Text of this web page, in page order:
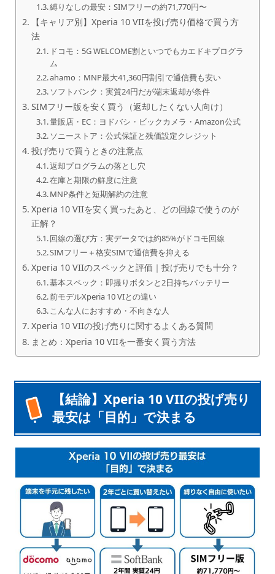
縛りなしの最安：SIMフリーの約71,770円〜
【キャリア別】Xperia 10 VIIを投げ売り価格で買う方
法
ドコモ：5G WELCOME割といつでもカエドキプログラ
ム
ahamo：MNP最大41,360円割引で通信費も安い
ソフトバンク：実質24円だが端末返却が条件
SIMフリー版を安く買う（返却したくない人向け）
量販店・EC：ヨドバシ・ビックカメラ・Amazon公式
ソニーストア：公式保証と残価設定クレジット
投げ売りで買うときの注意点
返却プログラムの落とし穴
在庫と期限の鮮度に注意
MNP条件と短期解約の注意
Xperia 10 VIIを安く買ったあと、どの回線で使うのが
正解？
回線の選び方：実データでは約85%がドコモ回線
SIMフリー＋格安SIMで通信費を抑える
Xperia 10 VIIのスペックと評価｜投げ売りでも十分？
基本スペック：即撮りボタンと2日持ちバッテリー
前モデルXperia 10 VIとの違い
こんな人におすすめ・不向きな人
Xperia 10 VIIの投げ売りに関するよくある質問
まとめ：Xperia 10 VIIを一番安く買う方法
【結論】Xperia 10 VIIの投げ売り
最安は「目的」で決まる